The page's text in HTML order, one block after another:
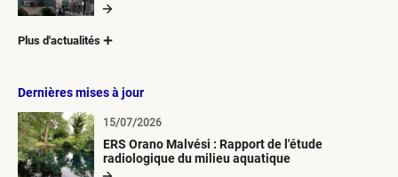
Plus d'actualités
Dernières mises à jour
ERS Orano Malvési : Rapport de l'étude
radiologique du milieu aquatique
15/07/2026